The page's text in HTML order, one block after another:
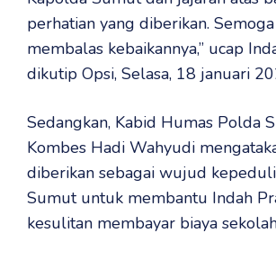
perhatian yang diberikan.
membalas kebaikannya,” ucap
dikutip Opsi, Selasa, 18 januari
Sedangkan, Kabid Humas Polda
Kombes Hadi Wahyudi
diberikan sebagai wujud
Sumut untuk membantu Indah
kesulitan membayar biaya